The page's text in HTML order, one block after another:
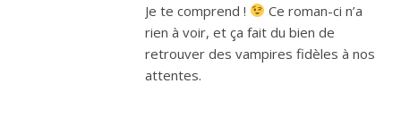
Je te comprend !
Ce roman-ci n’a
rien à voir, et ça fait du bien de
retrouver des vampires fidèles à nos
attentes.